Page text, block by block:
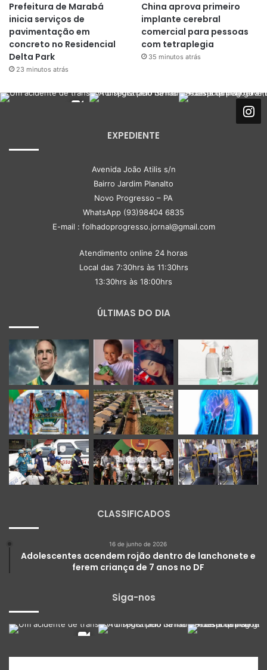
Prefeitura de Marabá
inicia serviços de
pavimentação em
concreto no Residencial
Delta Park
23 minutos atrás
China aprova primeiro
implante cerebral
comercial para pessoas
com tetraplegia
35 minutos atrás
EXPEDIENTE
Avenida João Atilis s/n
Bairro Jardim Planalto
Novo Progresso – PA
WhatsApp (93)98404 6835
E-mail : folhadoprogresso.jornal@gmail.com
Atendimento online 24 horas
Local das 7:30hrs às 11:30hrs
13:30hrs às 18:00hrs
ÚLTIMAS DO DIA
CLASSIFICADOS
16 de junho de 2026
Adolescentes acendem rojão dentro de lanchonete e
ferem criança de 7 anos no DF
Siga-nos